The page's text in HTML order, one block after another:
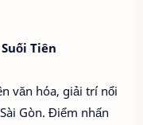
Tiên
văn hóa, giải trí nổi
Gòn. Điểm nhấn